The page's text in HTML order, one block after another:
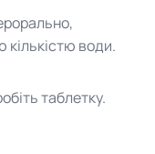
води.
таблетку.